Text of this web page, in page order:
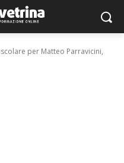
per Matteo Parravicini,